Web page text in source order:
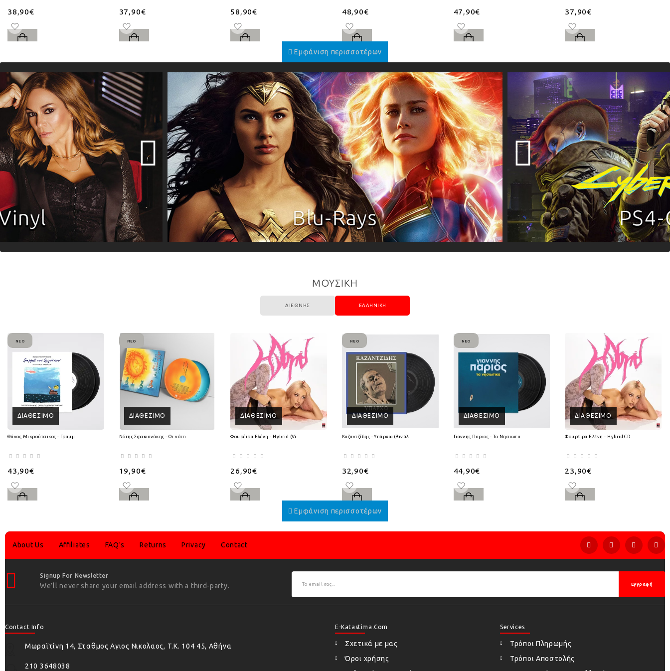
38,90€ 37,90€ 58,90€ 48,90€ 47,90€ 37,90€
ΜΟΥΣΙΚΗ
ΔΙΕΘΝΉΣ ΕΛΛΗΝΙΚΉ
ΔΙΑΘΈΣΙΜΟ
ΝΈΟ
Θάνος Μικρούτσικος - Γραμμές των Οριζόντων (2Lp Vinyl)
43,90€
ΔΙΑΘΈΣΙΜΟ
ΝΈΟ
Νότης Σφακιανάκης - Οι νότες είναι 7 ψυχές (2CD)
19,90€
ΔΙΑΘΈΣΙΜΟ
Φουρέιρα Ελένη - Hybrid (Vinyl LP)
26,90€
ΔΙΑΘΈΣΙΜΟ
ΝΈΟ
Καζαντζίδης - Υπάρχω (Βινύλιο Lp)
32,90€
ΔΙΑΘΈΣΙΜΟ
ΝΈΟ
Γιαννης Παριος - Τα Νησιωτικα (2Lp) (Βινύλιο)
44,90€
ΔΙΑΘΈΣΙΜΟ
Φουρέιρα Ελένη - Hybrid CD
23,90€
About Us Affiliates FAQ's Returns Privacy Contact
Signup For Newsletter
We’ll never share your email address with a third-party. Εγγραφή
Contact Info
Μωραϊτίνη 14, Σταθμος Αγιος Νικολαος, T.K. 104 45, Αθήνα
210 3648038
E-Katastima.com
Σχετικά με μας
Όροι χρήσης
Services
Τρόποι Πληρωμής
Τρόποι Αποστολής